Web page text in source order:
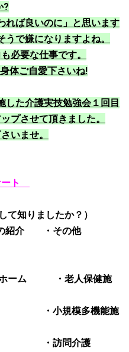
?
れば良いのに」と思います
で嫌になりますよね。
必要な仕事です。
体ご自愛下さいね!
した介護実技勉強会１回目
プさせて頂きました。
いませ。
ト
て知りましたか？）
紹介 ・その他
ホーム ・老人保健施
小規模多機能施
訪問介護